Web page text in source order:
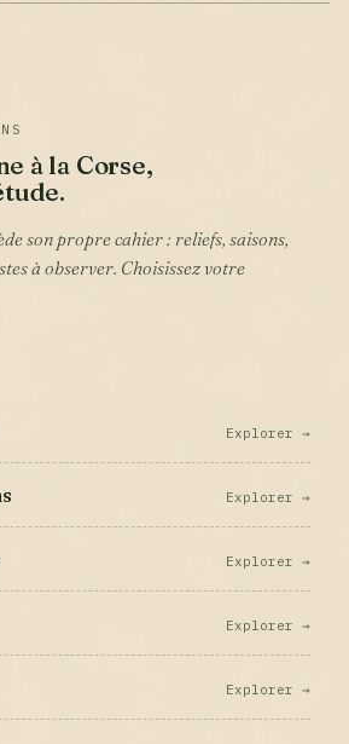
à la Corse,
à observer. Choisissez votre
Explorer →
Explorer →
Explorer →
Explorer →
Explorer →